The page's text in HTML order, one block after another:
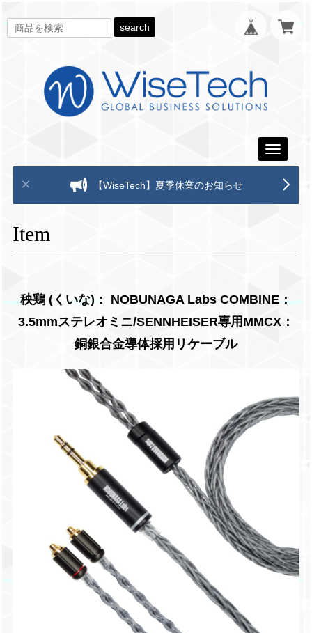
search
Toggle
【WiseTech】夏季休業のお知らせ
Item
秧鶏 (くいな)： NOBUNAGA Labs COMBINE：
3.5mmステレオミニ/SENNHEISER専用MMCX：
銅銀合金導体採用リケーブル